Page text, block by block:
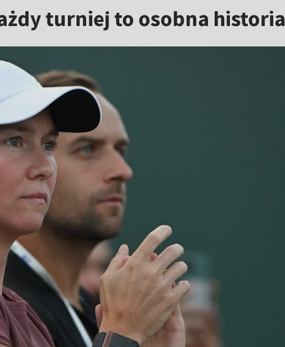
turniej to osobna historia